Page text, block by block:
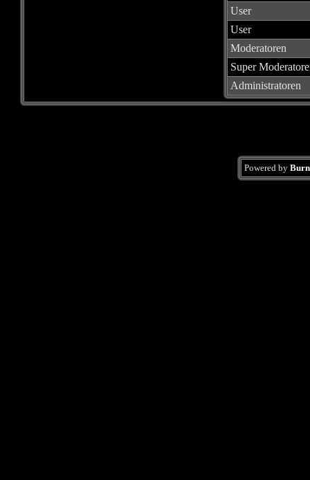
User
User
Moderatoren
Super
Administratoren
Powered by